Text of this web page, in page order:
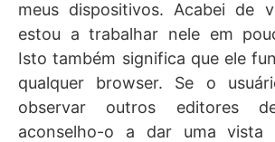
meus dispositivos. Acabei de
estou a trabalhar nele em
Isto também significa que ele
qualquer browser. Se o
observar outros editores
aconselho-o a dar uma vista